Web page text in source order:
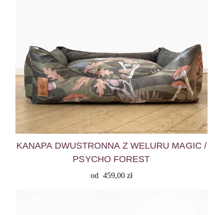
KANAPA DWUSTRONNA Z WELURU MAGIC /
PSYCHO FOREST
od 459,00 zł